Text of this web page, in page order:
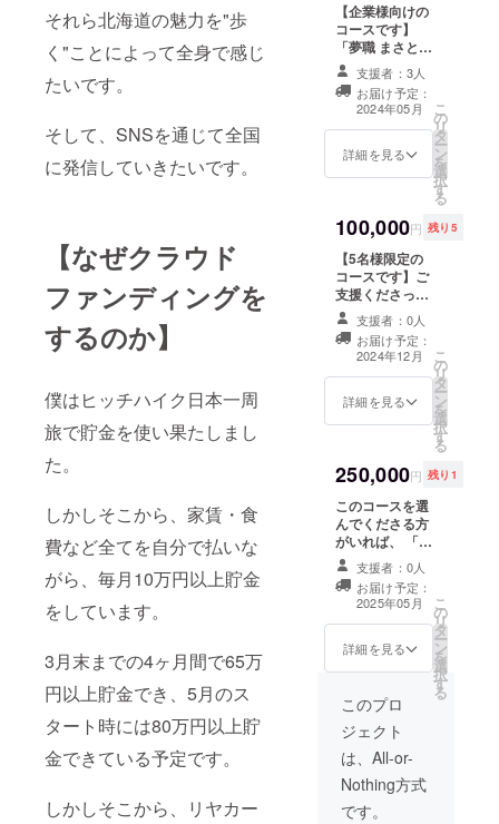
それら北海道の魅力を"歩
く"ことによって全身で感じ
たいです。
そして、SNSを通じて全国
に発信していきたいです。
【なぜクラウド
ファンディングを
するのか】
僕はヒッチハイク日本一周
旅で貯金を使い果たしまし
た。
しかしそこから、家賃・食
費など全てを自分で払いな
がら、毎月10万円以上貯金
をしています。
3月末までの4ヶ月間で65万
円以上貯金でき、5月のス
タート時には80万円以上貯
金できている予定です。
しかしそこから、リヤカー
【企業様向けの
コースです】
「夢職 まさと」
のスポンサーと
して、全ての動
画に企業様の名
前やロゴを入れ
させていただき
ます。 また、北
させていただき
ます。 メールで
やり取りをさせ
ていただきま
す。
支援者：3人
お届け予定：
2024年05月
詳細を見る
こ
の
リ
タ
ー
ン
を
選
択
す
る
100,000円 残り5
【5名様限定の
コースです】ご
支援くださった
方にヒッチハイ
クで会いに行
き、ポストカー
ドを届けます。
日本全国どこま
でも行きます。
2024年度、冬の
動画も作らせて
いただきます。
メールでやり取
りをさせていた
だきます。
支援者：0人
お届け予定：
2024年12月
詳細を見る
こ
の
リ
タ
ー
ン
を
選
択
す
る
250,000円 残り1
このコースを選
んでくださる方
がいれば、 「マ
マチャリで日本
縦断」をしま
す！ 2025年の挑
戦になります。
その際動画も投
稿し、このコー
いに行き、ポス
ます。 メールで
やり取りをさせ
ていただきま
す。
支援者：0人
お届け予定：
2025年05月
詳細を見る
こ
の
リ
タ
ー
ン
を
選
択
す
る
このプロ
ジェクト
は、All-or-
Nothing方式
です。